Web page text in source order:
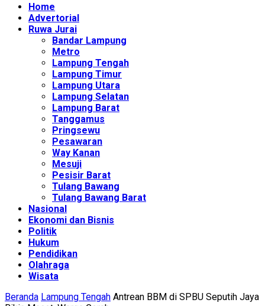
Home
Advertorial
Ruwa Jurai
Bandar Lampung
Metro
Lampung Tengah
Lampung Timur
Lampung Utara
Lampung Selatan
Lampung Barat
Tanggamus
Pringsewu
Pesawaran
Way Kanan
Mesuji
Pesisir Barat
Tulang Bawang
Tulang Bawang Barat
Nasional
Ekonomi dan Bisnis
Politik
Hukum
Pendidikan
Olahraga
Wisata
Beranda Lampung Tengah Antrean BBM di SPBU Seputih Jaya